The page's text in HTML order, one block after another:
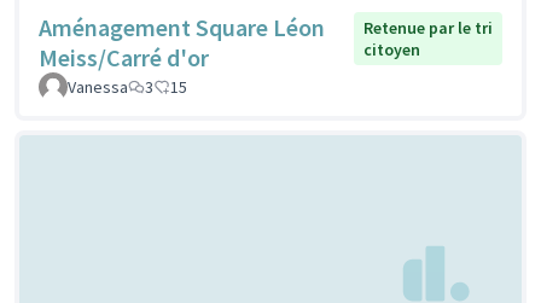
Aménagement Square Léon
Meiss/Carré d'or
Retenue par le tri
citoyen
Vanessa
3 15